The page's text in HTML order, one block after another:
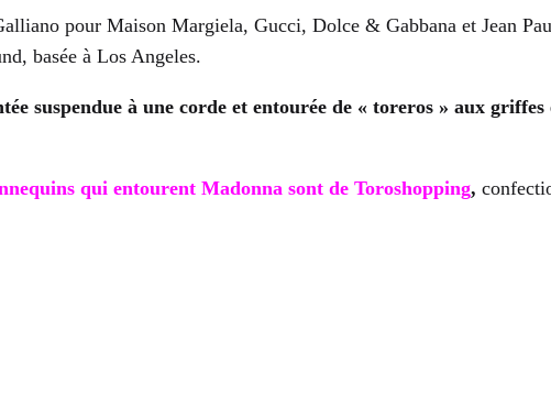
pour Maison Margiela, Gucci, Dolce & Gabbana et Jean
basée à Los Angeles.
suspendue à une corde et entourée de « toreros » aux
qui entourent Madonna sont de Toroshopping,